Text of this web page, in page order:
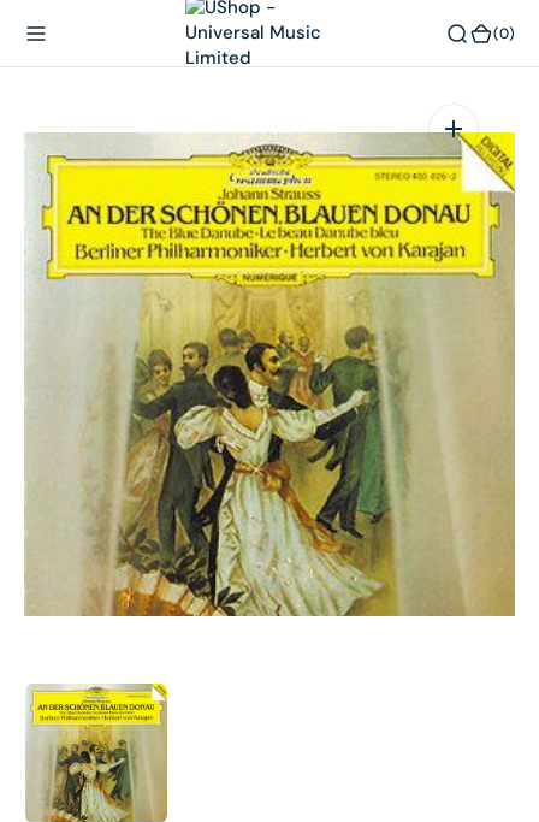
(0)
在
相
簿
中
開
啟
第
1
張